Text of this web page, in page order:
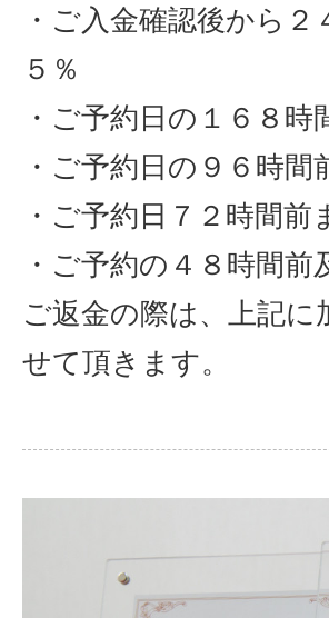
・ご入金確認後から
５％
・ご予約日の１６８
・ご予約日の９６時
・ご予約日７２時間
・ご予約の４８時間
ご返金の際は、上記
せて頂きます。